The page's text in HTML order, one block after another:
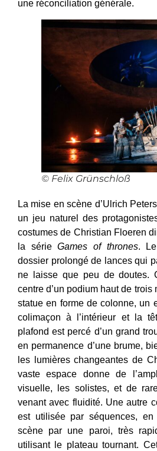
une réconciliation générale.
© Felix Grünschloß
La mise en scène d’Ulrich
un jeu naturel des
costumes de Christian Floeren
la sérieGames of thrones.
dossier prolongé de lances qui
ne laisse que peu de doutes.
centre d’un podium haut de trois
statue en forme de colonne, un
colimaçon à l’intérieur et la
plafond est percé d’un grand
en permanence d’une brume,
les lumières changeantes de
vaste espace donne de
visuelle, les solistes, et de
venant avec fluidité. Une autre
est utilisée par séquences,
scène par une paroi, très
utilisant le plateau tournant.